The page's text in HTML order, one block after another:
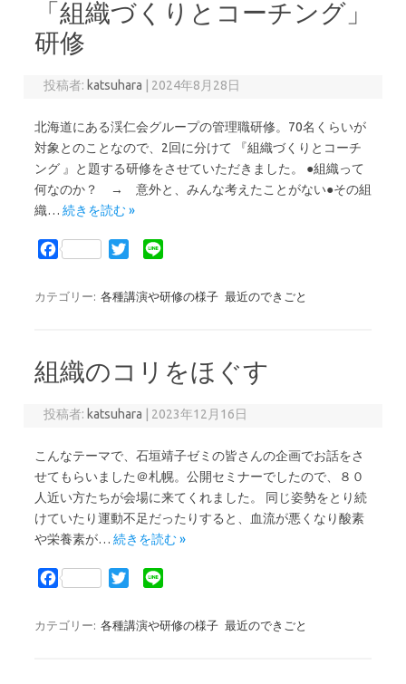
o
k
r
「組織づくりとコーチング」
研修
投稿者: katsuhara 2024年8月28日
北海道にある渓仁会グループの管理職研修。70名くらいが
対象とのことなので、2回に分けて 『組織づくりとコーチ
ング 』と題する研修をさせていただきました。 ●組織って
何なのか？ → 意外と、みんな考えたことがない●その組
織… 続きを読む »
F
o
k
i
r
n
カテゴリー: 各種講演や研修の様子 最近のできごと
組織のコリをほぐす
投稿者: katsuhara 2023年12月16日
こんなテーマで、石垣靖子ゼミの皆さんの企画でお話をさ
せてもらいました＠札幌。公開セミナーでしたので、８０
人近い方たちが会場に来てくれました。 同じ姿勢をとり続
けていたり運動不足だったりすると、血流が悪くなり酸素
や栄養素が… 続きを読む »
F
i
n
カテゴリー: 各種講演や研修の様子 最近のできごと